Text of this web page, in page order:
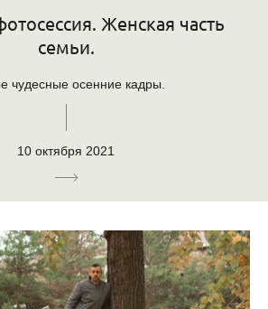
Женская часть
семьи.
чудесные осенние кадры.
10 октября 2021